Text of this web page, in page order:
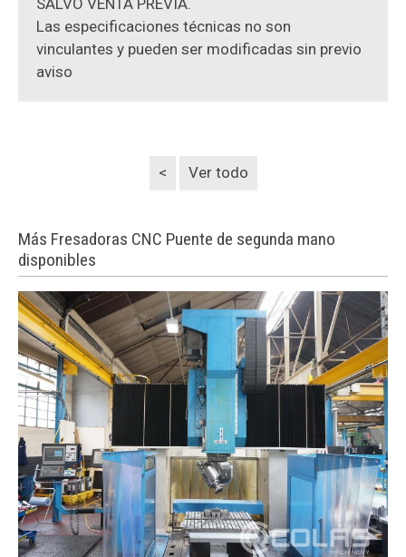
Las especificaciones técnicas no son
vinculantes y pueden ser modificadas sin previo
aviso
< Ver todo
Más Fresadoras CNC Puente de segunda mano
disponibles